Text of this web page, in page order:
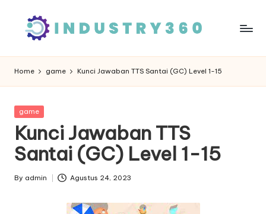
Home game Kunci Jawaban TTS Santai (GC) Level 1-15
Posted
game
Kunci Jawaban TTS
Santai (GC) Level 1-15
Posted
By admin Agustus 24, 2023